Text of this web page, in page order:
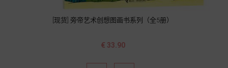
[现货] 旁帝艺术创想图画书系列（全5册）
价
€ 33.90